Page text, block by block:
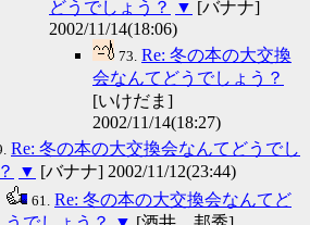
どうでしょう？
▼ [バナナ]
2002/11/14(18:06)
73. Re: 冬の本の大交換
会なんてどうでしょう？
[いけだま]
2002/11/14(18:27)
Re: 冬の本の大交換会なんてどうでし
▼ [バナナ] 2002/11/12(23:44)
61.
Re: 冬の本の大交換会なんてど